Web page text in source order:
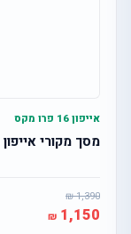
אייפון 16 פרו מקס
מסך מקורי אייפון 16 פרו מקס
1,390
1,150